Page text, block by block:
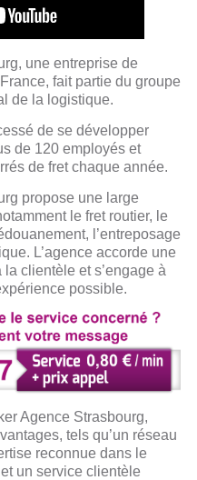
une entreprise de
fait partie du groupe
de la logistique.
de se développer
de 120 employés et
de fret chaque année.
propose une large
le fret routier, le
l’entreposage
L’agence accorde une
clientèle et s’engage à
possible.
Agence Strasbourg,
tels qu’un réseau
reconnue dans le
un service clientèle